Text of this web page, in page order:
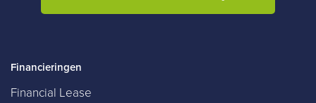
Financieringen
Financial Lease